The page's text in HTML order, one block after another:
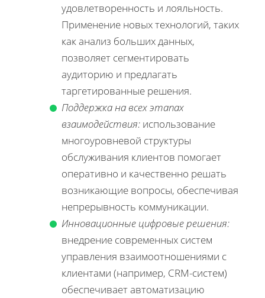
удовлетворенность и лояльность.
Применение новых технологий, таких
как анализ больших данных,
позволяет сегментировать
аудиторию и предлагать
таргетированные решения.
Поддержка на всех этапах
взаимодействия: использование
многоуровневой структуры
обслуживания клиентов помогает
оперативно и качественно решать
возникающие вопросы, обеспечивая
непрерывность коммуникации.
Инновационные цифровые решения:
внедрение современных систем
управления взаимоотношениями с
клиентами (например, CRM-систем)
обеспечивает автоматизацию